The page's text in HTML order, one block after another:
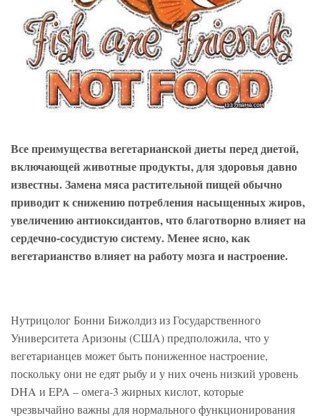
Все преимущества вегетарианской диеты перед диетой,
включающей животные продукты, для здоровья давно
известны. Замена мяса растительной пищей обычно
приводит к снижению потребления насыщенных жиров,
увеличению антиоксидантов, что благотворно влияет на
сердечно-сосудистую систему. Менее ясно, как
вегетарианство влияет на работу мозга и настроение.
Нутрицолог Бонни Бижолдиз из Государственного
Университета Аризоны (США) предположила, что у
вегетарианцев может быть пониженное настроение,
поскольку они не едят рыбу и у них очень низкий уровень
DHA и EPA – омега-3 жирных кислот, которые
чрезвычайно важны для нормального функционирования